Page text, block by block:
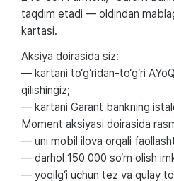
taqdim etadi — oldindan
kartasi.
Aksiya doirasida siz:
— kartani to‘g‘ridan-to‘g‘ri
qilishingiz;
— kartani Garant bankning
Moment aksiyasi doirasida
— uni mobil ilova orqali
— darhol 150 000 so‘m olish
— yoqilg‘i uchun tez va qulay